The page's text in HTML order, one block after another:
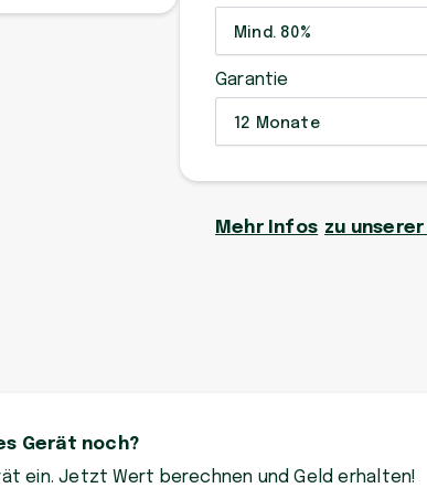
Mind. 80%
Garantie
12 Monate
Mehr Infos zu
Gerät noch?
ein. Jetzt Wert berechnen und Geld erhalten!